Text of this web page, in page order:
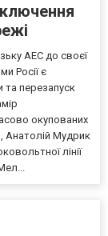
АЕС до своєї
Росії є
та перезапуск
окупованих
Анатолій Мудрик
лінії